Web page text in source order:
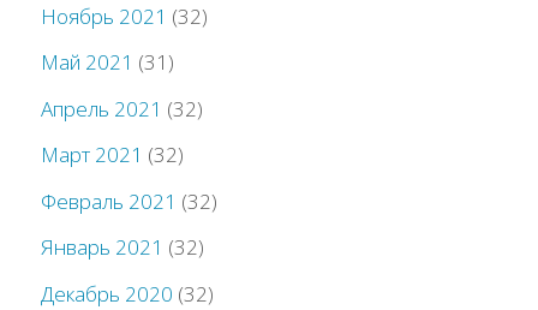
Ноябрь 2021 (32)
Май 2021 (31)
Апрель 2021 (32)
Март 2021 (32)
Февраль 2021 (32)
Январь 2021 (32)
Декабрь 2020 (32)